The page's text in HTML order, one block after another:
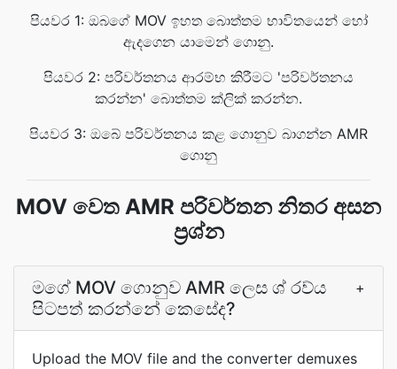
පියවර 1: ඔබගේ MOV ඉහත බොත්තම භාවිතයෙන් හෝ
ඇදගෙන යාමෙන් ගොනු.
පියවර 2: පරිවර්තනය ආරම්භ කිරීමට 'පරිවර්තනය
කරන්න' බොත්තම ක්ලික් කරන්න.
පියවර 3: ඔබේ පරිවර්තනය කළ ගොනුව බාගන්න AMR
ගොනු
MOV වෙත AMR පරිවර්තන නිතර අසන
ප්‍රශ්න
මගේ MOV ගොනුව AMR ලෙස ශ් රව්ය
පිටපත් කරන්නේ කෙසේද?
+
Upload the MOV file and the converter demuxes